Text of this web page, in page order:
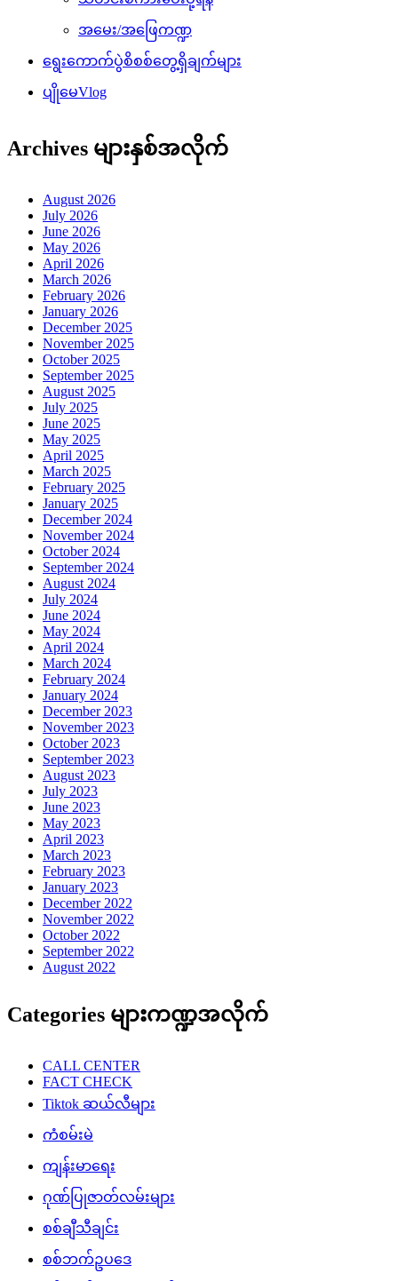
အမေး/အဖြေကဏ္ဍ
ရွေးကောက်ပွဲစိစစ်တွေ့ရှိချက်များ
ပျိုမေVlog
Archives များနှစ်အလိုက်
August 2026
July 2026
June 2026
May 2026
April 2026
March 2026
February 2026
January 2026
December 2025
November 2025
October 2025
September 2025
August 2025
July 2025
June 2025
May 2025
April 2025
March 2025
February 2025
January 2025
December 2024
November 2024
October 2024
September 2024
August 2024
July 2024
June 2024
May 2024
April 2024
March 2024
February 2024
January 2024
December 2023
November 2023
October 2023
September 2023
August 2023
July 2023
June 2023
May 2023
April 2023
March 2023
February 2023
January 2023
December 2022
November 2022
October 2022
September 2022
August 2022
Categories များကဏ္ဍအလိုက်
CALL CENTER
FACT CHECK
Tiktok ဆယ်လီများ
ကံစမ်းမဲ
ကျန်းမာရေး
ဂုဏ်ပြုဇာတ်လမ်းများ
စစ်ချီသီချင်း
စစ်ဘက်ဥပဒေ